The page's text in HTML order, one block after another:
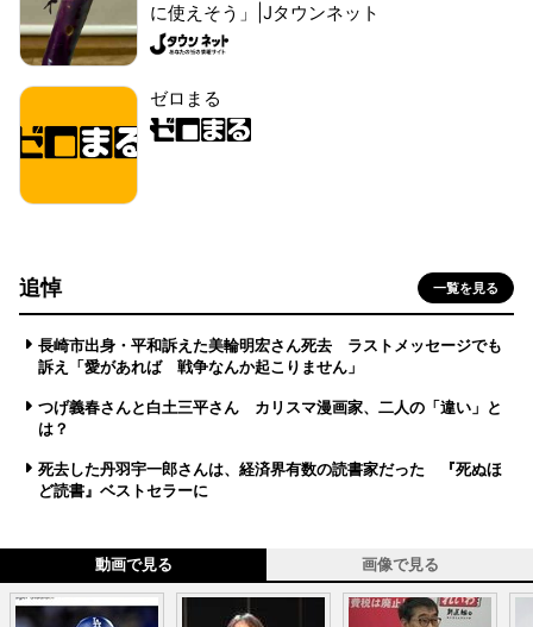
に使えそう」|Jタウンネット
ゼロまる
追悼 一覧を見る
長崎市出身・平和訴えた美輪明宏さん死去 ラストメッセージでも
訴え「愛があれば 戦争なんか起こりません」
つげ義春さんと白土三平さん カリスマ漫画家、二人の「違い」と
は？
死去した丹羽宇一郎さんは、経済界有数の読書家だった 『死ぬほ
ど読書』ベストセラーに
動画で見る 画像で見る